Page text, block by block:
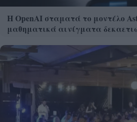
Η OpenAI σταματά το μοντέλο
μαθηματικά αινίγματα